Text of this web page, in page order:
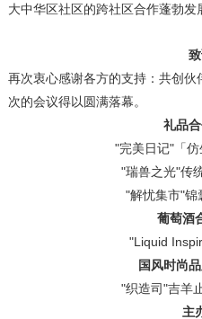
大中华区社区的跨社区合作蓬勃发
再次衷心感谢各方的支持：共创
次的会议得以圆满落幕。
礼品
"完美日记"「
"瑞兽之光"传
"解忧集市"锦
葡萄酒
"Liquid
国风时尚
"织造司"吉羊
主